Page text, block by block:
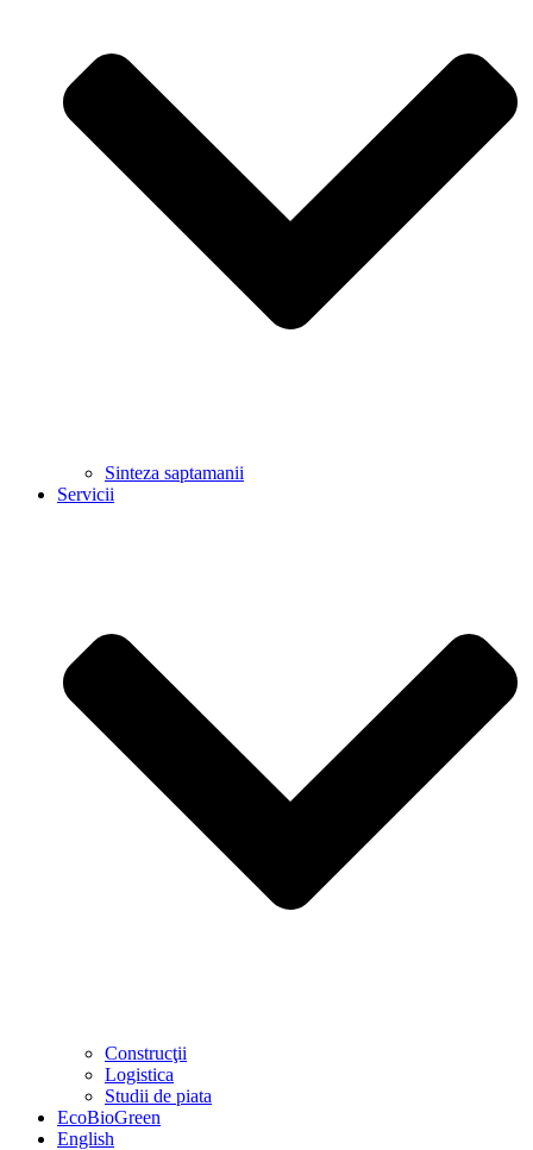
Sinteza saptamanii
Servicii
Construcţii
Logistica
Studii de piata
EcoBioGreen
English